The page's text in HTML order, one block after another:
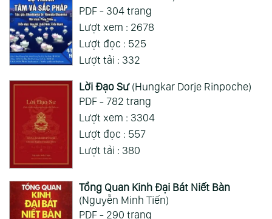
PDF - 304 trang
Lượt xem : 2678
Lượt đọc : 525
Lượt tải : 332
Lời Đạo Sư(Hungkar Dorje Rinpoche)
PDF - 782 trang
Lượt xem : 3304
Lượt đọc : 557
Lượt tải : 380
Tổng Quan Kinh Đại Bát Niết Bàn
(Nguyễn Minh Tiến)
PDF - 290 trang